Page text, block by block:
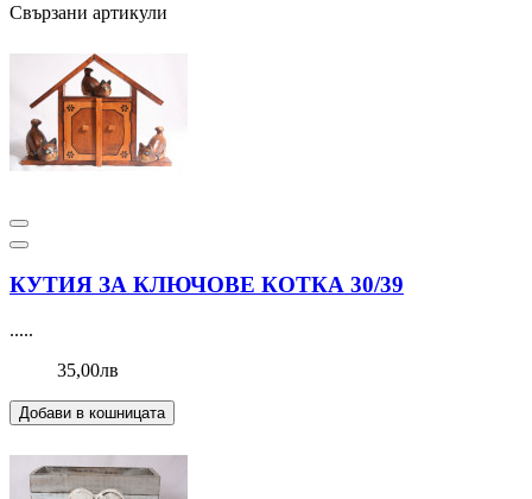
Свързани артикули
КУТИЯ ЗА КЛЮЧОВЕ КОТКА 30/39
.....
35,00лв
Добави в кошницата